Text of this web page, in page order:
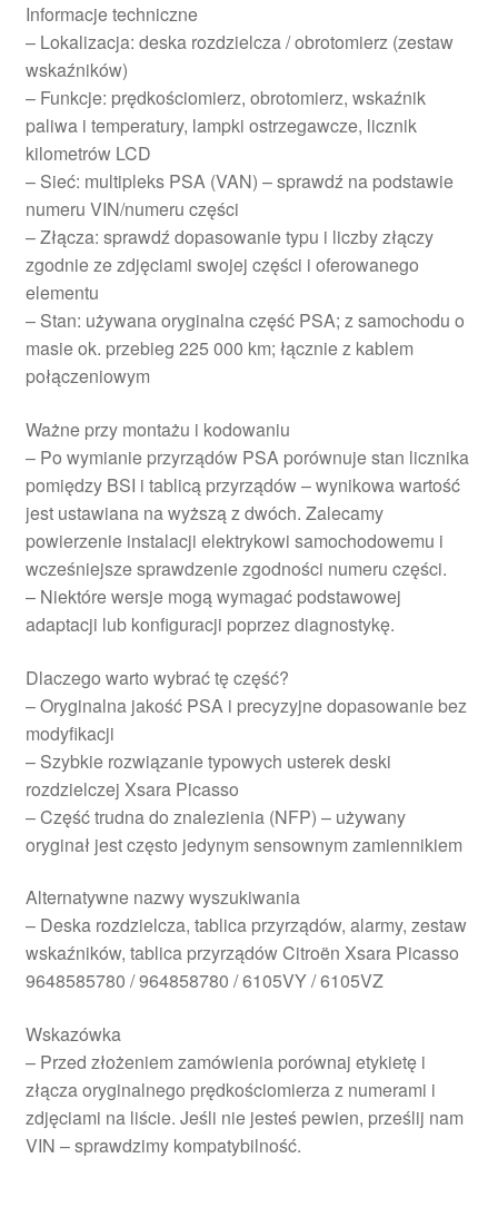
Informacje techniczne
– Lokalizacja: deska rozdzielcza / obrotomierz (zestaw
wskaźników)
– Funkcje: prędkościomierz, obrotomierz, wskaźnik
paliwa i temperatury, lampki ostrzegawcze, licznik
kilometrów LCD
– Sieć: multipleks PSA (VAN) – sprawdź na podstawie
numeru VIN/numeru części
– Złącza: sprawdź dopasowanie typu i liczby złączy
zgodnie ze zdjęciami swojej części i oferowanego
elementu
– Stan: używana oryginalna część PSA; z samochodu o
masie ok. przebieg 225 000 km; łącznie z kablem
połączeniowym
Ważne przy montażu i kodowaniu
– Po wymianie przyrządów PSA porównuje stan licznika
pomiędzy BSI i tablicą przyrządów – wynikowa wartość
jest ustawiana na wyższą z dwóch. Zalecamy
powierzenie instalacji elektrykowi samochodowemu i
wcześniejsze sprawdzenie zgodności numeru części.
– Niektóre wersje mogą wymagać podstawowej
adaptacji lub konfiguracji poprzez diagnostykę.
Dlaczego warto wybrać tę część?
– Oryginalna jakość PSA i precyzyjne dopasowanie bez
modyfikacji
– Szybkie rozwiązanie typowych usterek deski
rozdzielczej Xsara Picasso
– Część trudna do znalezienia (NFP) – używany
oryginał jest często jedynym sensownym zamiennikiem
Alternatywne nazwy wyszukiwania
– Deska rozdzielcza, tablica przyrządów, alarmy, zestaw
wskaźników, tablica przyrządów Citroën Xsara Picasso
9648585780 / 964858780 / 6105VY / 6105VZ
Wskazówka
– Przed złożeniem zamówienia porównaj etykietę i
złącza oryginalnego prędkościomierza z numerami i
zdjęciami na liście. Jeśli nie jesteś pewien, prześlij nam
VIN – sprawdzimy kompatybilność.